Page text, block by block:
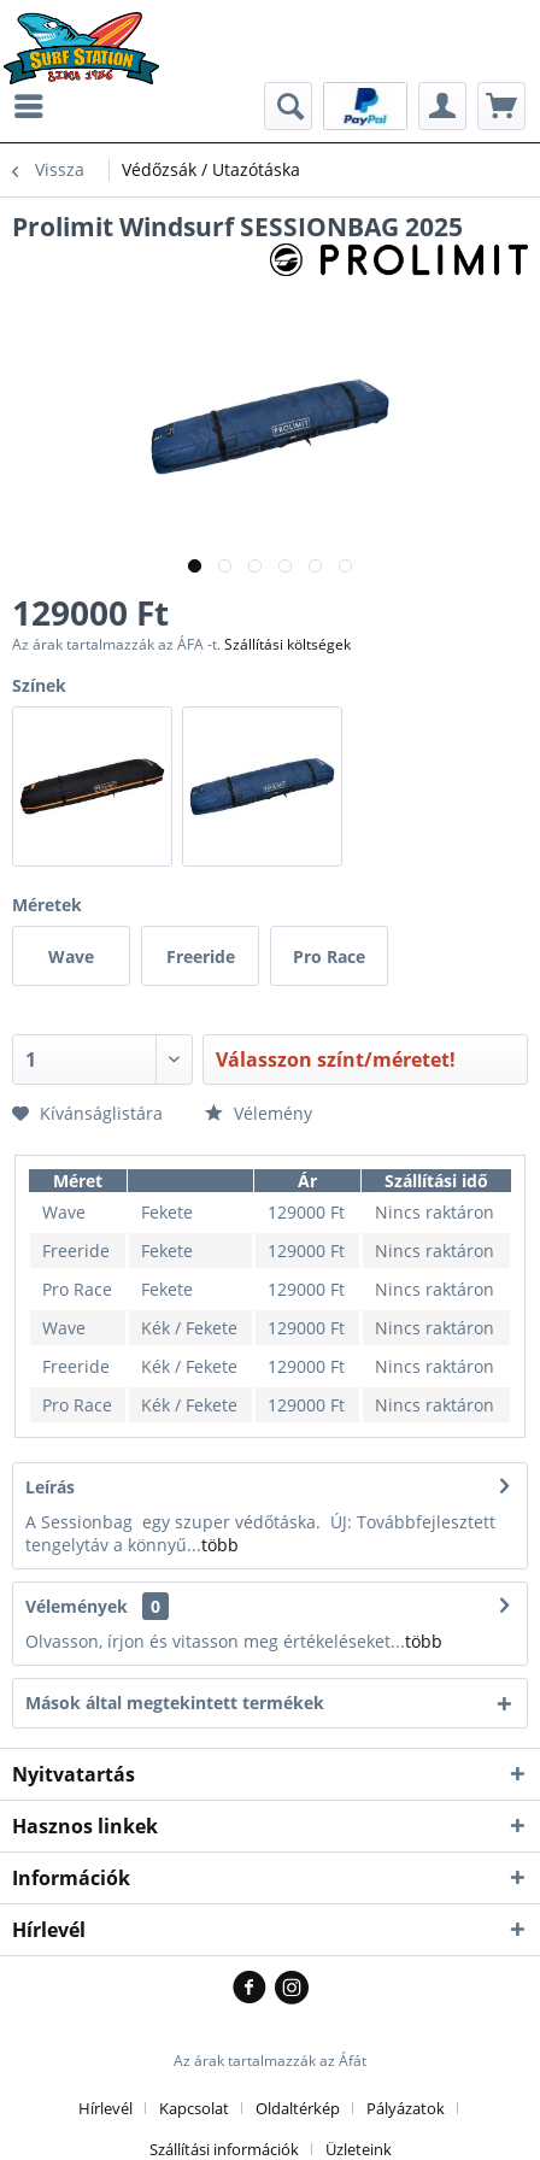
Vissza Védőzsák / Utazótáska
Prolimit Windsurf SESSIONBAG 2025
129000 Ft
Az árak tartalmazzák az ÁFA -t.Szállítási költségek
Színek
Méretek
Wave Freeride Pro Race
Válasszon színt/méretet!
Kívánságlistára Vélemény
Méret Ár
Szállítási idő
Wave
Fekete 129000 Ft
Nincs raktáron
Freeride
Fekete 129000 Ft
Nincs raktáron
Pro Race
Fekete 129000 Ft
Nincs raktáron
Wave
Kék / Fekete 129000 Ft
Nincs raktáron
Freeride
Kék / Fekete 129000 Ft
Nincs raktáron
Pro Race
Kék / Fekete 129000 Ft Nincs raktáron
Leírás
A Sessionbag egy szuper védőtáska. ÚJ: Továbbfejlesztett
tengelytáv a könnyű...több
Vélemények
0
Olvasson, írjon és vitasson meg értékeléseket...több
Mások által megtekintett termékek
Nyitvatartás
Hasznos linkek
Információk
Hírlevél
Az árak tartalmazzák az Áfát
Hírlevél Kapcsolat Oldaltérkép
Pályázatok
Szállítási információk
Üzleteink